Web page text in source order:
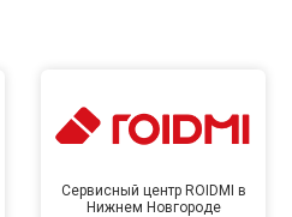
Сервисный центр ROIDMI в
Нижнем Новгороде